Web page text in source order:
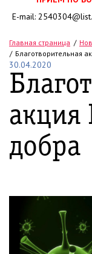
E-mail:
Главная страница
Благотворительная
30.04.2020
акция
добра